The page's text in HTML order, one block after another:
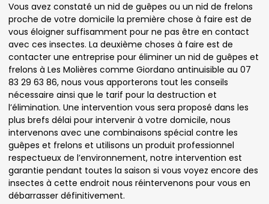
Vous avez constaté un nid de guêpes ou un nid de frelons
proche de votre domicile la première chose à faire est de
vous éloigner suffisamment pour ne pas être en contact
avec ces insectes. La deuxième choses à faire est de
contacter une entreprise pour éliminer un nid de guêpes et
frelons à Les Molières comme Giordano antinuisible au 07
83 29 63 86, nous vous apporterons tout les conseils
nécessaire ainsi que le tarif pour la destruction et
l’élimination. Une intervention vous sera proposé dans les
plus brefs délai pour intervenir à votre domicile, nous
intervenons avec une combinaisons spécial contre les
guêpes et frelons et utilisons un produit professionnel
respectueux de l’environnement, notre intervention est
garantie pendant toutes la saison si vous voyez encore des
insectes à cette endroit nous réintervenons pour vous en
débarrasser définitivement.